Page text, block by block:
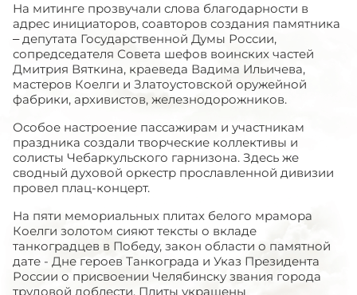
На митинге прозвучали слова благодарности в
адрес инициаторов, соавторов создания памятника
– депутата Государственной Думы России,
сопредседателя Совета шефов воинских частей
Дмитрия Вяткина, краеведа Вадима Ильичева,
мастеров Коелги и Златоустовской оружейной
фабрики, архивистов, железнодорожников.
Особое настроение пассажирам и участникам
праздника создали творческие коллективы и
солисты Чебаркульского гарнизона. Здесь же
сводный духовой оркестр прославленной дивизии
провел плац-концерт.
На пяти мемориальных плитах белого мрамора
Коелги золотом сияют тексты о вкладе
танкоградцев в Победу, закон области о памятной
дате - Дне героев Танкограда и Указ Президента
России о присвоении Челябинску звания города
трудовой доблести. Плиты украшены